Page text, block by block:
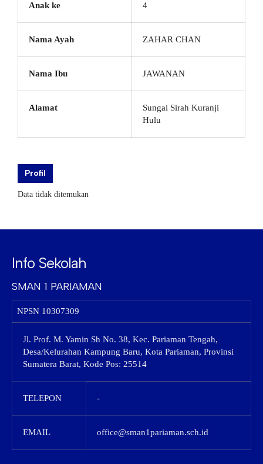
Anak ke 4
Nama Ayah ZAHAR CHAN
Nama Ibu JAWANAN
Alamat
Sungai Sirah Kuranji
Hulu
Profil
Data tidak ditemukan
Info Sekolah
SMAN 1 PARIAMAN
NPSN 10307309
Jl. Prof. M. Yamin Sh No. 38, Kec. Pariaman Tengah,
Desa/Kelurahan Kampung Baru, Kota Pariaman, Provinsi
Sumatera Barat, Kode Pos: 25514
TELEPON -
EMAIL office@sman1pariaman.sch.id